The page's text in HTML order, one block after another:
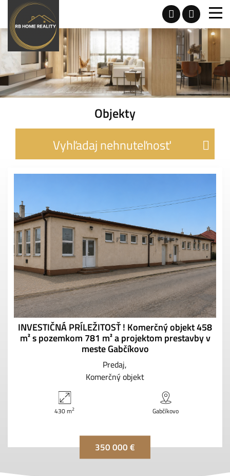
Objekty
Vyhľadaj nehnuteľnosť
INVESTIČNÁ PRÍLEŽITOSŤ ! Komerčný objekt 458
m² s pozemkom 781 m² a projektom prestavby v
meste Gabčíkovo
Predaj
Komerčný objekt
430 m2 Gabčíkovo
350 000 €